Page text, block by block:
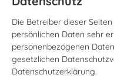
Die Betreiber dieser
persönlichen Daten sehr
personenbezogenen
gesetzlichen
Datenschutzerklärung.